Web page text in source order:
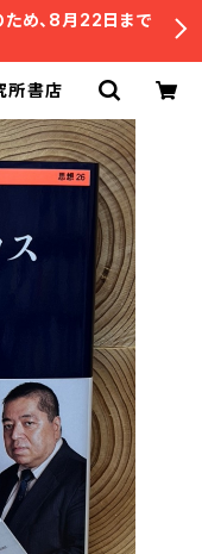
め、8月22日まで
所書店